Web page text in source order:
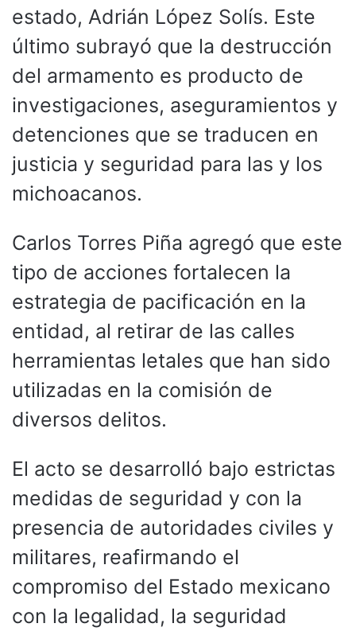
estado, Adrián López Solís. Este
último subrayó que la destrucción
del armamento es producto de
investigaciones, aseguramientos y
detenciones que se traducen en
justicia y seguridad para las y los
michoacanos.
Carlos Torres Piña agregó que este
tipo de acciones fortalecen la
estrategia de pacificación en la
entidad, al retirar de las calles
herramientas letales que han sido
utilizadas en la comisión de
diversos delitos.
El acto se desarrolló bajo estrictas
medidas de seguridad y con la
presencia de autoridades civiles y
militares, reafirmando el
compromiso del Estado mexicano
con la legalidad, la seguridad